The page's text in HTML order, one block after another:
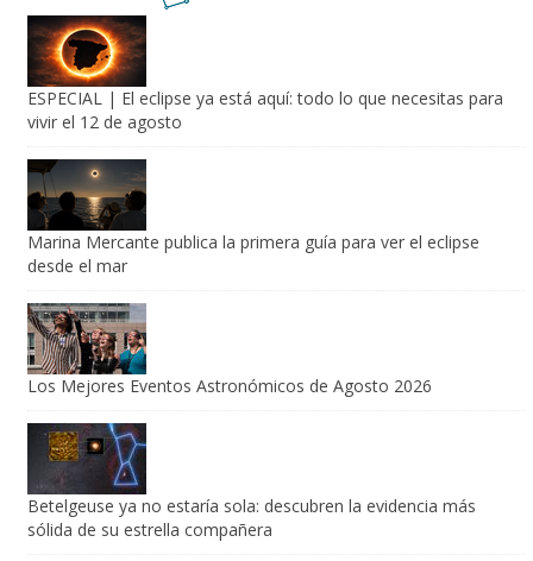
ESPECIAL | El eclipse ya está aquí: todo lo que necesitas para
vivir el 12 de agosto
Marina Mercante publica la primera guía para ver el eclipse
desde el mar
Los Mejores Eventos Astronómicos de Agosto 2026
Betelgeuse ya no estaría sola: descubren la evidencia más
sólida de su estrella compañera